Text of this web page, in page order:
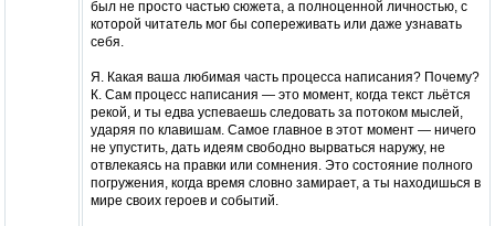
был не просто частью сюжета, а полноценной личностью, с
которой читатель мог бы сопереживать или даже узнавать
себя.
Я. Какая ваша любимая часть процесса написания? Почему?
К. Сам процесс написания — это момент, когда текст льётся
рекой, и ты едва успеваешь следовать за потоком мыслей,
ударяя по клавишам. Самое главное в этот момент — ничего
не упустить, дать идеям свободно вырваться наружу, не
отвлекаясь на правки или сомнения. Это состояние полного
погружения, когда время словно замирает, а ты находишься в
мире своих героев и событий.